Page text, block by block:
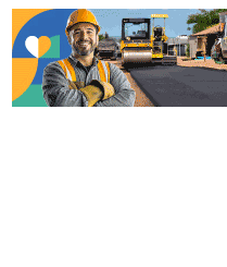
Pular para o conteúdo